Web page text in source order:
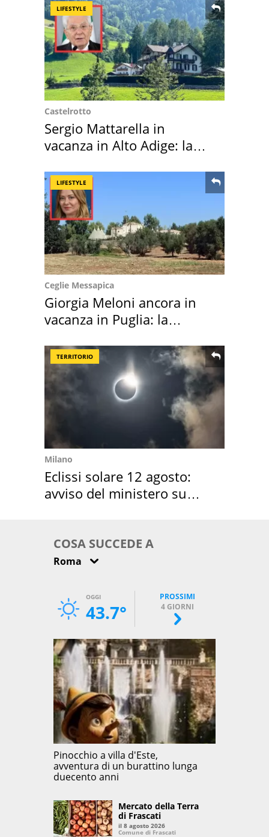
LIFESTYLE
Castelrotto
Sergio Mattarella in
vacanza in Alto Adige: la
LIFESTYLE
Ceglie Messapica
Giorgia Meloni ancora in
vacanza in Puglia: la
TERRITORIO
Milano
Eclissi solare 12 agosto:
avviso del ministero su